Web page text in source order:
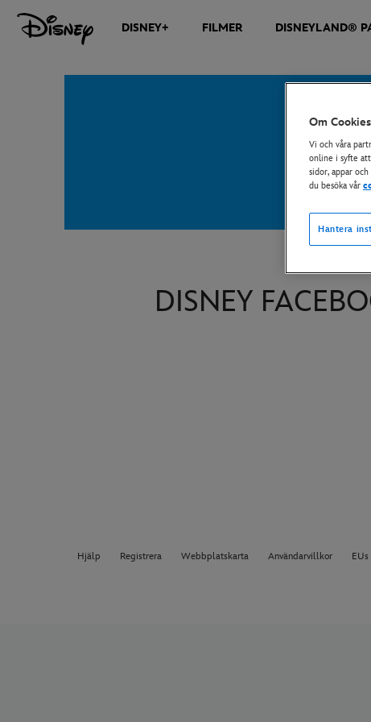
DISNEY+ FILMER DISNEYLAND®
DISNEY
Hjälp Registrera Webbplatskarta Användarvillkor
Om Cookies
Vi och våra
online i syfte
sidor, appar
du besöka vår
Hantera